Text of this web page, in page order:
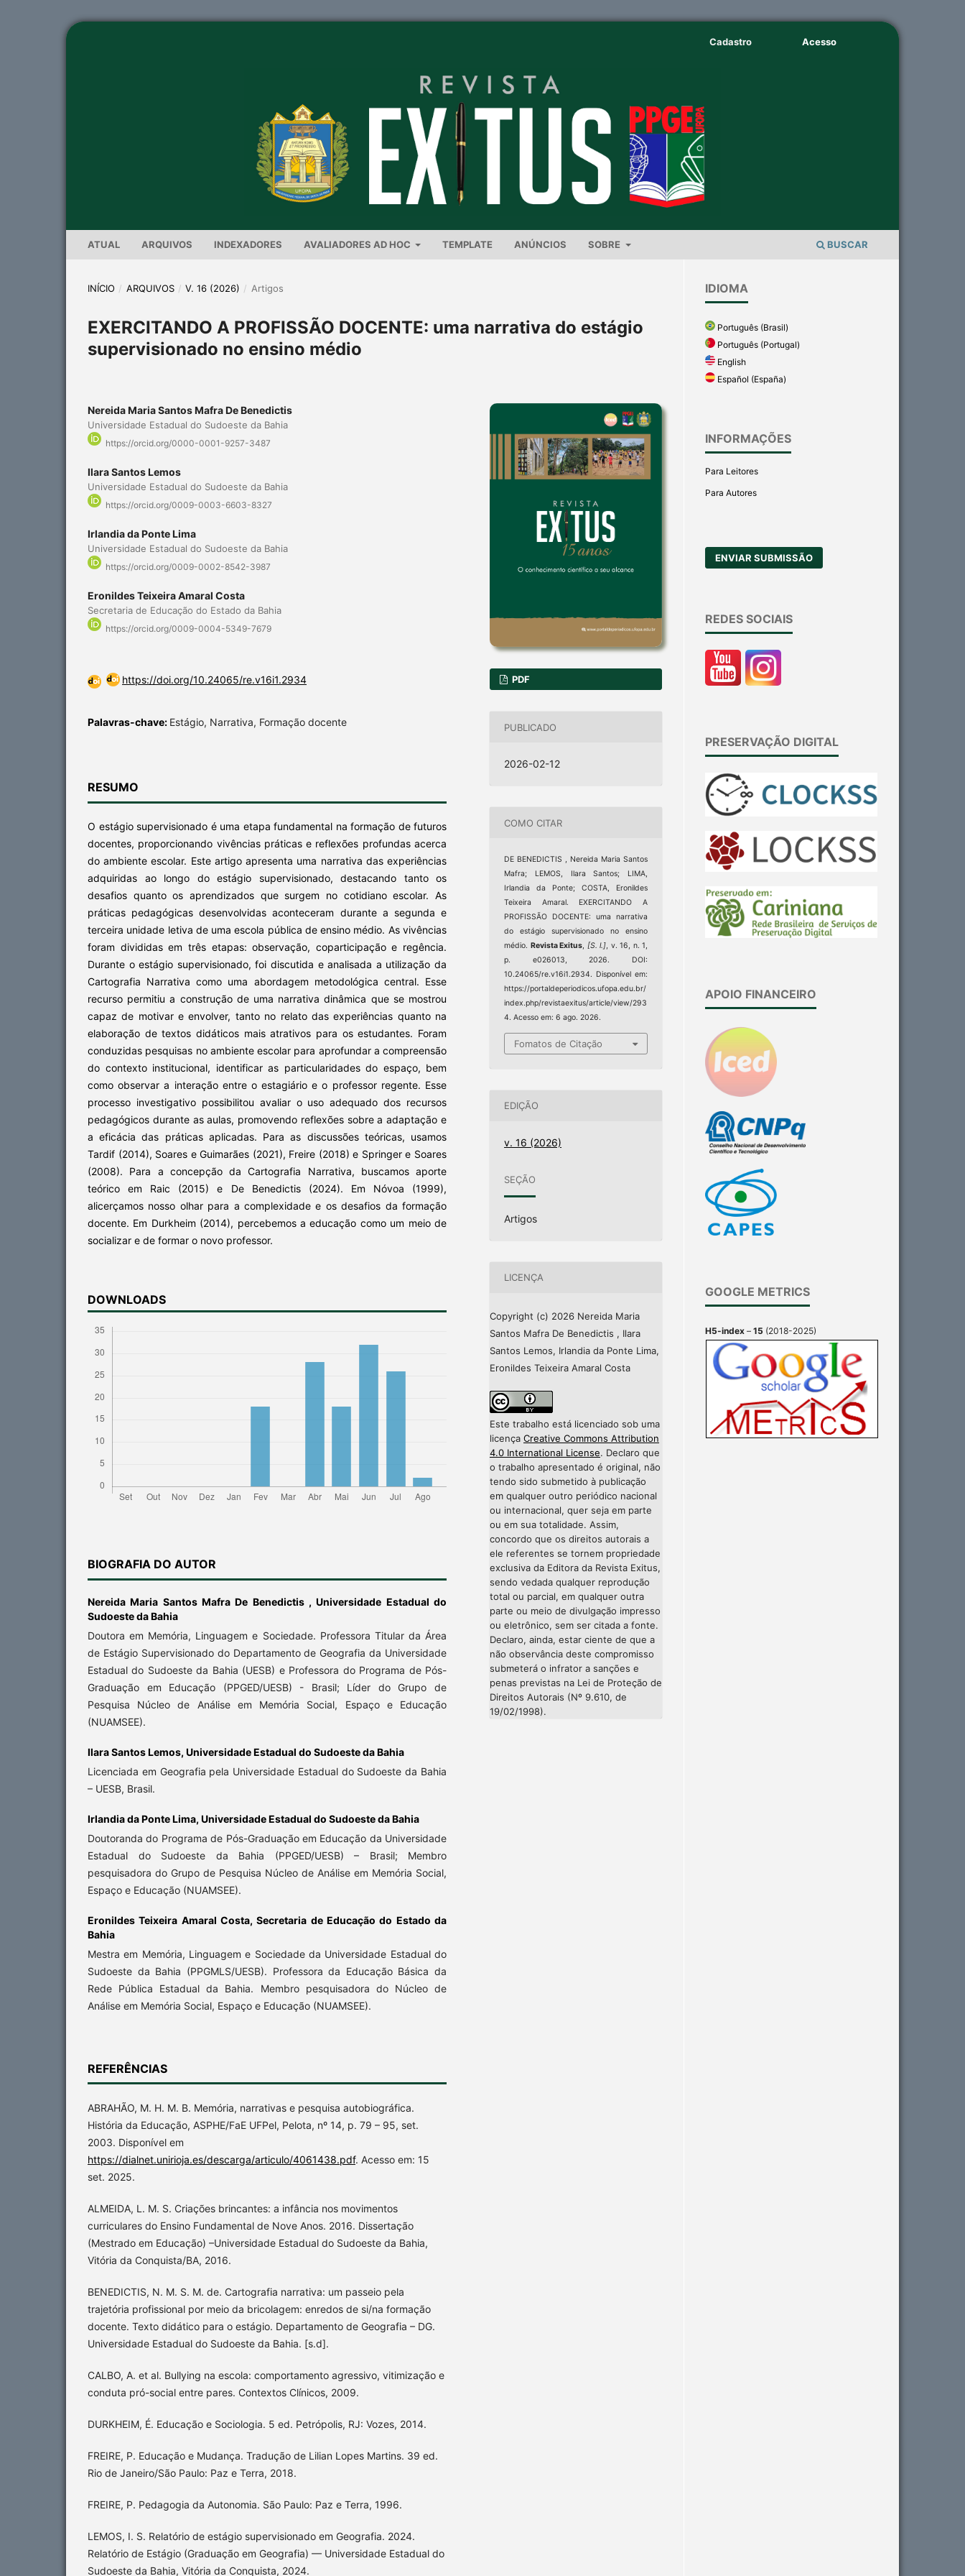
ATUAL ARQUIVOS INDEXADORES AVALIADORES AD HOC TEMPLATE ANÚNCIOS SOBRE BUSCAR
Cadastro Acesso
INÍCIO / ARQUIVOS / V. 16 (2026) / Artigos
EXERCITANDO A PROFISSÃO DOCENTE: uma narrativa do estágio
supervisionado no ensino médio
Nereida Maria Santos Mafra De Benedictis
Universidade Estadual do Sudoeste da Bahia
https://orcid.org/0000-0001-9257-3487
Ilara Santos Lemos
Universidade Estadual do Sudoeste da Bahia
https://orcid.org/0009-0003-6603-8327
Irlandia da Ponte Lima
Universidade Estadual do Sudoeste da Bahia
https://orcid.org/0009-0002-8542-3987
Eronildes Teixeira Amaral Costa
Secretaria de Educação do Estado da Bahia
https://orcid.org/0009-0004-5349-7679
https://doi.org/10.24065/re.v16i1.2934
Palavras-chave: Estágio, Narrativa, Formação docente
RESUMO
O estágio supervisionado é uma etapa fundamental na formação de futuros
docentes, proporcionando vivências práticas e reflexões profundas acerca
do ambiente escolar. Este artigo apresenta uma narrativa das experiências
adquiridas ao longo do estágio supervisionado, destacando tanto os
desafios quanto os aprendizados que surgem no cotidiano escolar. As
práticas pedagógicas desenvolvidas aconteceram durante a segunda e
terceira unidade letiva de uma escola pública de ensino médio. As vivências
foram divididas em três etapas: observação, coparticipação e regência.
Durante o estágio supervisionado, foi discutida e analisada a utilização da
Cartografia Narrativa como uma abordagem metodológica central. Esse
recurso permitiu a construção de uma narrativa dinâmica que se mostrou
capaz de motivar e envolver, tanto no relato das experiências quanto na
elaboração de textos didáticos mais atrativos para os estudantes. Foram
conduzidas pesquisas no ambiente escolar para aprofundar a compreensão
do contexto institucional, identificar as particularidades do espaço, bem
como observar a interação entre o estagiário e o professor regente. Esse
processo investigativo possibilitou avaliar o uso adequado dos recursos
pedagógicos durante as aulas, promovendo reflexões sobre a adaptação e
a eficácia das práticas aplicadas. Para as discussões teóricas, usamos
Tardif (2014), Soares e Guimarães (2021), Freire (2018) e Springer e Soares
(2008). Para a concepção da Cartografia Narrativa, buscamos aporte
teórico em Raic (2015) e De Benedictis (2024). Em Nóvoa (1999),
alicerçamos nosso olhar para a complexidade e os desafios da formação
docente. Em Durkheim (2014), percebemos a educação como um meio de
socializar e de formar o novo professor.
DOWNLOADS
BIOGRAFIA DO AUTOR
Nereida Maria Santos Mafra De Benedictis ,Universidade Estadual do
Sudoeste da Bahia
Doutora em Memória, Linguagem e Sociedade. Professora Titular da Área
de Estágio Supervisionado do Departamento de Geografia da Universidade
Estadual do Sudoeste da Bahia (UESB) e Professora do Programa de Pós-
Graduação em Educação (PPGED/UESB) - Brasil; Líder do Grupo de
Pesquisa Núcleo de Análise em Memória Social, Espaço e Educação
(NUAMSEE).
Ilara Santos Lemos, Universidade Estadual do Sudoeste da Bahia
Licenciada em Geografia pela Universidade Estadual do Sudoeste da Bahia
– UESB, Brasil.
Irlandia da Ponte Lima, Universidade Estadual do Sudoeste da Bahia
Doutoranda do Programa de Pós-Graduação em Educação da Universidade
Estadual do Sudoeste da Bahia (PPGED/UESB) – Brasil; Membro
pesquisadora do Grupo de Pesquisa Núcleo de Análise em Memória Social,
Espaço e Educação (NUAMSEE).
Eronildes Teixeira Amaral Costa,Secretaria de Educação do Estado da
Bahia
Mestra em Memória, Linguagem e Sociedade da Universidade Estadual do
Sudoeste da Bahia (PPGMLS/UESB). Professora da Educação Básica da
Rede Pública Estadual da Bahia. Membro pesquisadora do Núcleo de
Análise em Memória Social, Espaço e Educação (NUAMSEE).
REFERÊNCIAS
ABRAHÃO, M. H. M. B. Memória, narrativas e pesquisa autobiográfica.
História da Educação, ASPHE/FaE UFPel, Pelota, nº 14, p. 79 – 95, set.
2003. Disponível em
https://dialnet.unirioja.es/descarga/articulo/4061438.pdf. Acesso em: 15
set. 2025.
ALMEIDA, L. M. S. Criações brincantes: a infância nos movimentos
curriculares do Ensino Fundamental de Nove Anos. 2016. Dissertação
(Mestrado em Educação) –Universidade Estadual do Sudoeste da Bahia,
Vitória da Conquista/BA, 2016.
BENEDICTIS, N. M. S. M. de. Cartografia narrativa: um passeio pela
trajetória profissional por meio da bricolagem: enredos de si/na formação
docente. Texto didático para o estágio. Departamento de Geografia – DG.
Universidade Estadual do Sudoeste da Bahia. [s.d].
CALBO, A. et al. Bullying na escola: comportamento agressivo, vitimização e
conduta pró-social entre pares. Contextos Clínicos, 2009.
DURKHEIM, É. Educação e Sociologia. 5 ed. Petrópolis, RJ: Vozes, 2014.
FREIRE, P. Educação e Mudança. Tradução de Lilian Lopes Martins. 39 ed.
Rio de Janeiro/São Paulo: Paz e Terra, 2018.
FREIRE, P. Pedagogia da Autonomia. São Paulo: Paz e Terra, 1996.
LEMOS, I. S. Relatório de estágio supervisionado em Geografia. 2024.
Relatório de Estágio (Graduação em Geografia) — Universidade Estadual do
Sudoeste da Bahia, Vitória da Conquista, 2024.
PDF
PUBLICADO
2026-02-12
COMO CITAR
DE BENEDICTIS , Nereida Maria Santos
Mafra; LEMOS, Ilara Santos; LIMA,
Irlandia da Ponte; COSTA, Eronildes
Teixeira Amaral. EXERCITANDO A
PROFISSÃO DOCENTE: uma narrativa
do estágio supervisionado no ensino
médio. Revista Exitus, [S. l.], v. 16, n. 1,
p. e026013, 2026. DOI:
10.24065/re.v16i1.2934. Disponível em:
https://portaldeperiodicos.ufopa.edu.br/
index.php/revistaexitus/article/view/293
4. Acesso em: 6 ago. 2026.
Fomatos de Citação
EDIÇÃO
v. 16 (2026)
SEÇÃO
Artigos
LICENÇA
Copyright (c) 2026 Nereida Maria
Santos Mafra De Benedictis , Ilara
Santos Lemos, Irlandia da Ponte Lima,
Eronildes Teixeira Amaral Costa
Este trabalho está licenciado sob uma
licença Creative Commons Attribution
4.0 International License. Declaro que
o trabalho apresentado é original, não
tendo sido submetido à publicação
em qualquer outro periódico nacional
ou internacional, quer seja em parte
ou em sua totalidade. Assim,
concordo que os direitos autorais a
ele referentes se tornem propriedade
exclusiva da Editora da Revista Exitus,
sendo vedada qualquer reprodução
total ou parcial, em qualquer outra
parte ou meio de divulgação impresso
ou eletrônico, sem ser citada a fonte.
Declaro, ainda, estar ciente de que a
não observância deste compromisso
submeterá o infrator a sanções e
penas previstas na Lei de Proteção de
Direitos Autorais (Nº 9.610, de
19/02/1998).
IDIOMA
Português (Brasil)
Português (Portugal)
English
Español (España)
INFORMAÇÕES
Para Leitores
Para Autores
ENVIAR SUBMISSÃO
REDES SOCIAIS
PRESERVAÇÃO DIGITAL
APOIO FINANCEIRO
GOOGLE METRICS
H5-index – 15 (2018-2025)